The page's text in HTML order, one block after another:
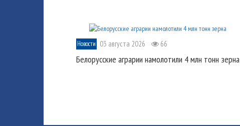
Новости 03 августа 2026 66
Белорусские аграрии намолотили 4 млн тонн зерна